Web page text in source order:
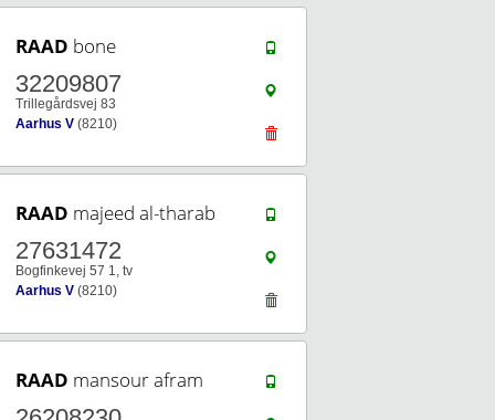
RAAD bone
32209807
Trillegårdsvej 83
Aarhus V (8210)
RAAD majeed al-tharab
27631472
Bogfinkevej 57 1, tv
Aarhus V (8210)
RAAD mansour afram